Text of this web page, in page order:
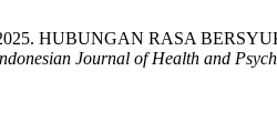
HUBUNGAN RASA
Journal of Health and